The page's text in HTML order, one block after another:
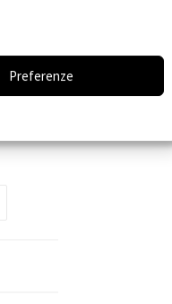
Preferenze
solcato
2026